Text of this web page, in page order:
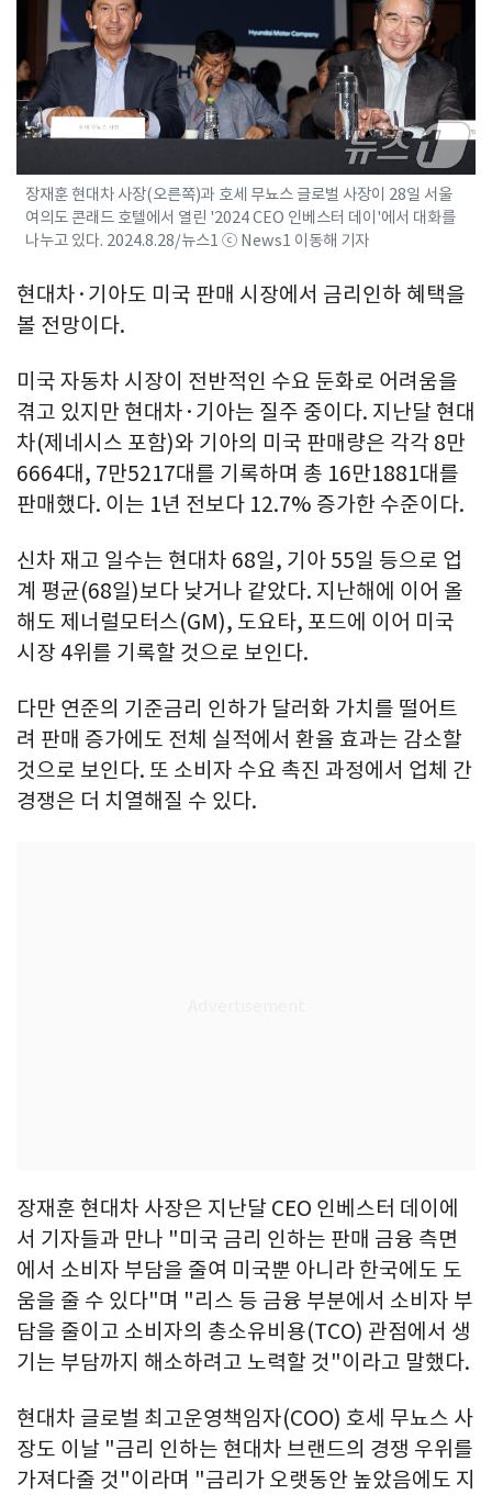
장재훈 현대차 사장(오른쪽)과 호세 무뇨스 글로벌 사장이 28일 서울
여의도 콘래드 호텔에서 열린 '2024 CEO 인베스터 데이'에서 대화를
나누고 있다. 2024.8.28/뉴스1 ⓒ News1 이동해 기자
현대차·기아도 미국 판매 시장에서 금리인하 혜택을
볼 전망이다.
미국 자동차 시장이 전반적인 수요 둔화로 어려움을
겪고 있지만 현대차·기아는 질주 중이다. 지난달 현대
차(제네시스 포함)와 기아의 미국 판매량은 각각 8만
6664대, 7만5217대를 기록하며 총 16만1881대를
판매했다. 이는 1년 전보다 12.7% 증가한 수준이다.
신차 재고 일수는 현대차 68일, 기아 55일 등으로 업
계 평균(68일)보다 낮거나 같았다. 지난해에 이어 올
해도 제너럴모터스(GM), 도요타, 포드에 이어 미국
시장 4위를 기록할 것으로 보인다.
다만 연준의 기준금리 인하가 달러화 가치를 떨어트
려 판매 증가에도 전체 실적에서 환율 효과는 감소할
것으로 보인다. 또 소비자 수요 촉진 과정에서 업체 간
경쟁은 더 치열해질 수 있다.
장재훈 현대차 사장은 지난달 CEO 인베스터 데이에
서 기자들과 만나 "미국 금리 인하는 판매 금융 측면
에서 소비자 부담을 줄여 미국뿐 아니라 한국에도 도
움을 줄 수 있다"며 "리스 등 금융 부분에서 소비자 부
담을 줄이고 소비자의 총소유비용(TCO) 관점에서 생
기는 부담까지 해소하려고 노력할 것"이라고 말했다.
현대차 글로벌 최고운영책임자(COO) 호세 무뇨스 사
장도 이날 "금리 인하는 현대차 브랜드의 경쟁 우위를
가져다줄 것"이라며 "금리가 오랫동안 높았음에도 지